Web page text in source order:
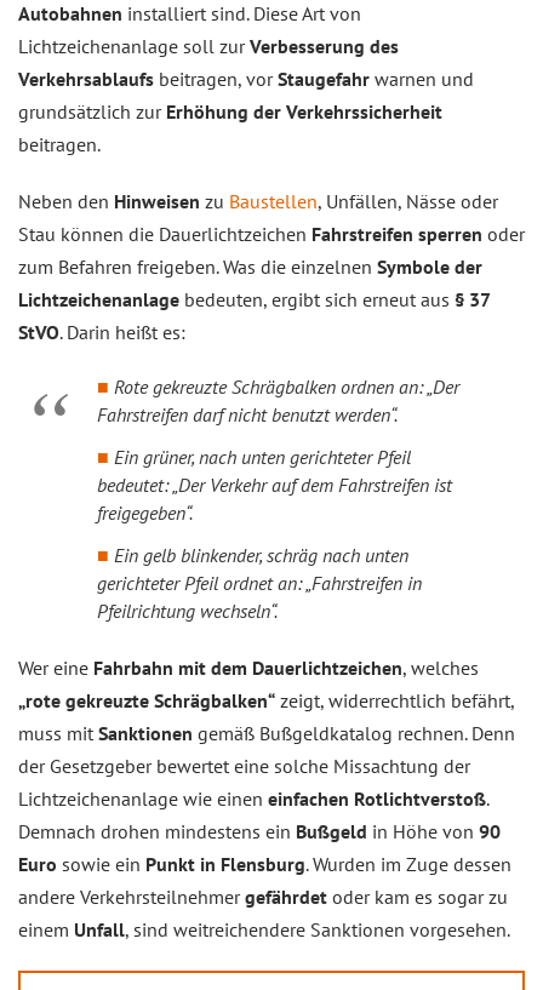
Autobahnen installiert sind. Diese Art von
Lichtzeichenanlage soll zurVerbesserung des
Verkehrsablaufs beitragen, vorStaugefahr warnen und
grundsätzlich zur Erhöhung der Verkehrssicherheit
beitragen.
Neben den Hinweisen zu Baustellen, Unfällen, Nässe oder
Stau können die Dauerlichtzeichen Fahrstreifen sperren oder
zum Befahren freigeben. Was die einzelnen Symbole der
Lichtzeichenanlage bedeuten, ergibt sich erneut aus § 37
StVO. Darin heißt es:
Rote gekreuzte Schrägbalken ordnen an: „Der
Fahrstreifen darf nicht benutzt werden“.
Ein grüner, nach unten gerichteter Pfeil
bedeutet: „Der Verkehr auf dem Fahrstreifen ist
freigegeben“.
Ein gelb blinkender, schräg nach unten
gerichteter Pfeil ordnet an: „Fahrstreifen in
Pfeilrichtung wechseln“.
Wer eine Fahrbahn mit dem Dauerlichtzeichen, welches
„rote gekreuzte Schrägbalken“ zeigt, widerrechtlich befährt,
muss mit Sanktionen gemäß Bußgeldkatalog rechnen. Denn
der Gesetzgeber bewertet eine solche Missachtung der
Lichtzeichenanlage wie einen einfachen Rotlichtverstoß.
Demnach drohen mindestens ein Bußgeld in Höhe von 90
Euro sowie ein Punkt in Flensburg. Wurden im Zuge dessen
andere Verkehrsteilnehmergefährdet oder kam es sogar zu
einem Unfall, sind weitreichendere Sanktionen vorgesehen.